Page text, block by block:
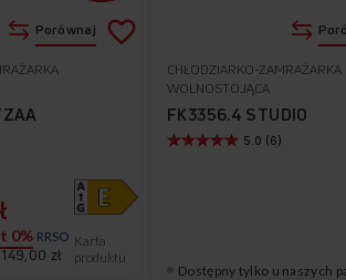
zł
Karta
produktu
0% RRSO
Porównaj Dodaj
ulubionych
Dostępny tylko u naszych
CHŁODZIARKO-ZAMRAŻARKA
WOLNOSTOJĄCA
FK3356.4 STUDIO
5.0 (6)